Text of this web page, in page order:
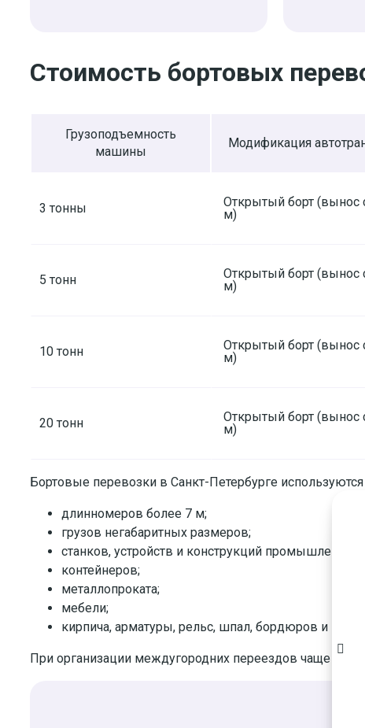
Стоимость бортовых
Грузоподъемность
машины
Модификация
3 тонны
Открытый борт (вынос
м)
5 тонн
Открытый борт (вынос
м)
10 тонн
Открытый борт (вынос
м)
20 тонн
Открытый борт (вынос
м)
Бортовые перевозки в Санкт-Петербурге
длинномеров более 7 м;
грузов негабаритных размеров;
станков, устройств и конструкций
контейнеров;
металлопроката;
мебели;
кирпича, арматуры, рельс, шпал, бордюров и пр.
При организации междугородних переездов чаще